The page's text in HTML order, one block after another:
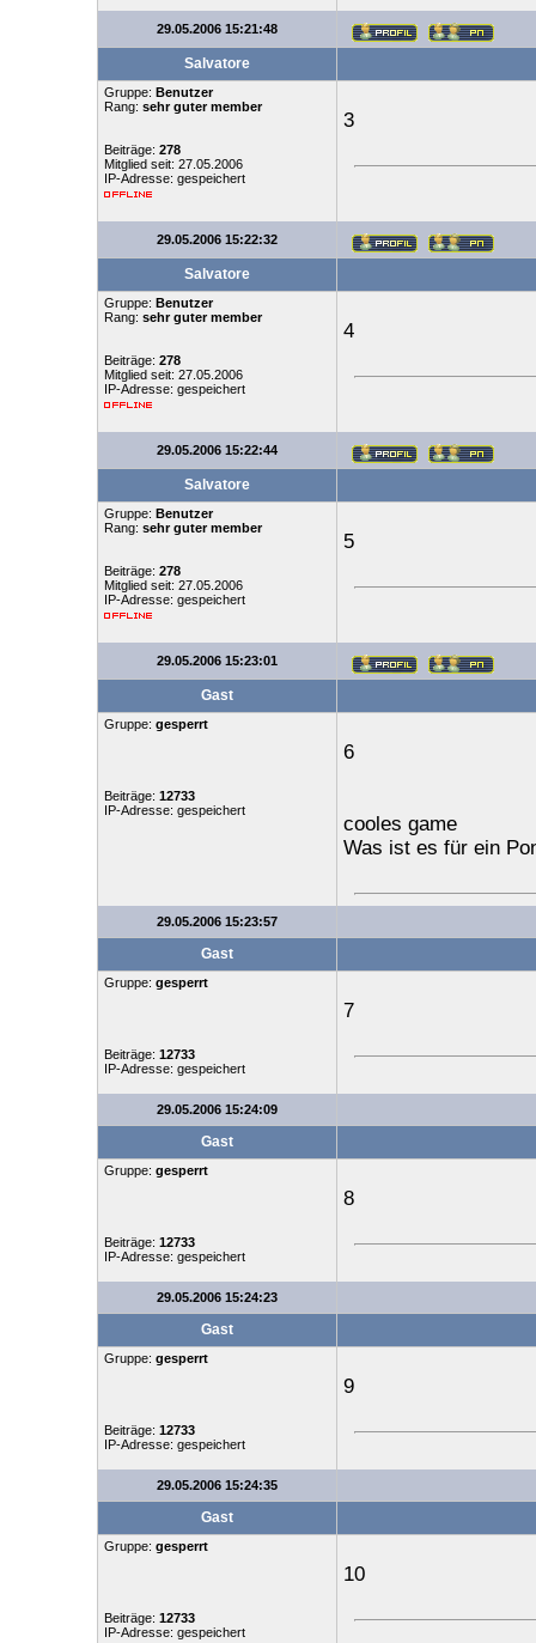
29.05.2006 15:21:48
Salvatore
Gruppe: Benutzer
Rang: sehr guter member
Beiträge: 278
Mitglied seit: 27.05.2006
IP-Adresse: gespeichert
3
29.05.2006 15:22:32
Salvatore
Gruppe: Benutzer
Rang: sehr guter member
Beiträge: 278
Mitglied seit: 27.05.2006
IP-Adresse: gespeichert
4
29.05.2006 15:22:44
Salvatore
Gruppe: Benutzer
Rang: sehr guter member
Beiträge: 278
Mitglied seit: 27.05.2006
IP-Adresse: gespeichert
5
29.05.2006 15:23:01
Gast
Gruppe: gesperrt
Beiträge: 12733
IP-Adresse: gespeichert
6
cooles game
Was ist es für ein
29.05.2006 15:23:57
Gast
Gruppe: gesperrt
Beiträge: 12733
IP-Adresse: gespeichert
7
29.05.2006 15:24:09
Gast
Gruppe: gesperrt
Beiträge: 12733
IP-Adresse: gespeichert
8
29.05.2006 15:24:23
Gast
Gruppe: gesperrt
Beiträge: 12733
IP-Adresse: gespeichert
9
29.05.2006 15:24:35
Gast
Gruppe: gesperrt
Beiträge: 12733
IP-Adresse: gespeichert
10